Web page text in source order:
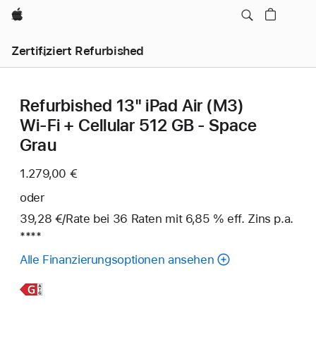
Apple
Zertifiziert Refurbished
Refurbished 13" iPad Air (M3)
Wi‑Fi + Cellular 512 GB - Space
Grau
1.279,00 €
oder
39,28 €/Rate pro
bei 36 Raten Raten
mit 6,85 % eff. Zins p.a.
****
Alle Finanzierungsoptionen ansehen
Weitere